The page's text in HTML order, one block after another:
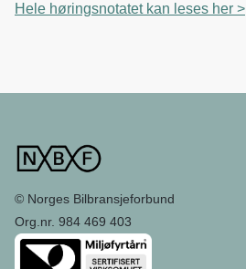
Hele høringsnotatet kan leses her >
© Norges Bilbransjeforbund
Org.nr. 984 469 403